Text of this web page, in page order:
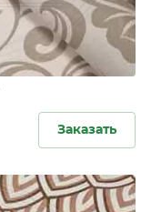
Заказать